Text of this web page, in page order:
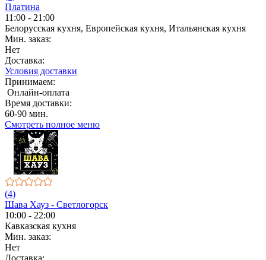
Платина
11:00 - 21:00
Белорусская кухня, Европейская кухня, Итальянская кухня
Мин. заказ:
Нет
Доставка:
Условия доставки
Принимаем:
Онлайн-оплата
Время доставки:
60-90 мин.
Смотреть полное меню
(4)
Шава Хауз - Светлогорск
10:00 - 22:00
Кавказская кухня
Мин. заказ:
Нет
Доставка: